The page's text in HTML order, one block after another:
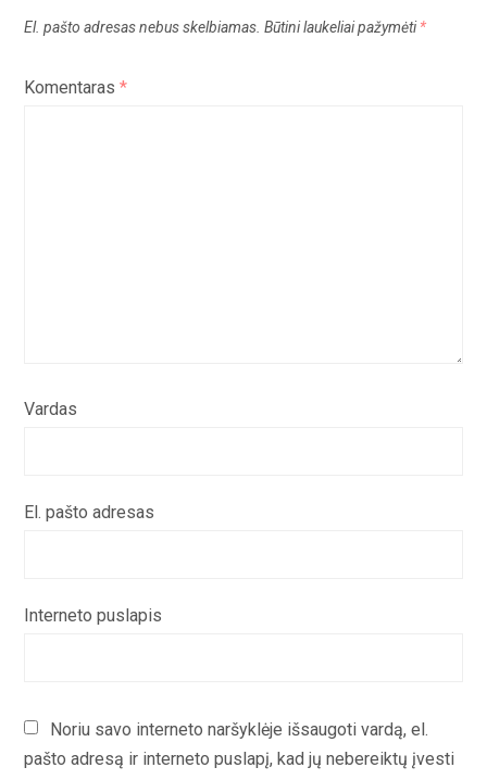
El. pašto adresas nebus skelbiamas. Būtini laukeliai pažymėti*
Komentaras*
Vardas
El. pašto adresas
Interneto puslapis
Noriu savo interneto naršyklėje išsaugoti vardą, el.
pašto adresą ir interneto puslapį, kad jų nebereiktų įvesti